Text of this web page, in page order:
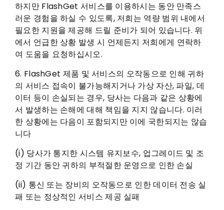
하지만 FlashGet 서비스를 이용하시는 동안 만족스
러운 경험을 하실 수 있도록, 저희는 역량 범위 내에서
필요한 지원을 제공해 드릴 준비가 되어 있습니다. 위
에서 언급한 상황 발생 시 언제든지 저희에게 연락하
여 도움을 요청하십시오.
6. FlashGet 제품 및 서비스의 오작동으로 인해 귀하
의 서비스 접속이 불가능해지거나 가상 자산, 파일, 데
이터 등이 손실되는 경우, 당사는 다음과 같은 상황에
서 발생하는 손해에 대해 책임을 지지 않습니다. 이러
한 상황에는 다음이 포함되지만 이에 국한되지는 않습
니다
(i) 당사가 통지한 시스템 유지보수, 업그레이드 및 조
정 기간 동안 귀하의 부적절한 운영으로 인한 손실
(ii) 통신 또는 장비의 오작동으로 인한 데이터 전송 실
패 또는 정상적인 서비스 제공 실패